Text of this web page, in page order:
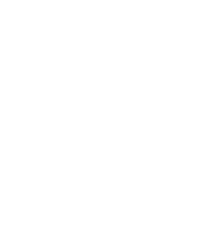
Damit Sie Ihren Termin in diesem Jahr